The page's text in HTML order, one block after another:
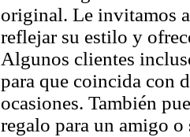
original. Le invitamos
reflejar su estilo y
Algunos clientes
para que coincida con
ocasiones. También
regalo para un amigo o